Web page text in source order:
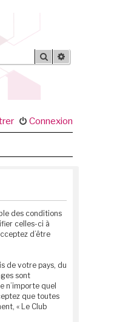
Rechercher
Connexion
des conditions
celles-ci à
d’être
de votre pays, du
sont
n’importe quel
que toutes
« Le Club